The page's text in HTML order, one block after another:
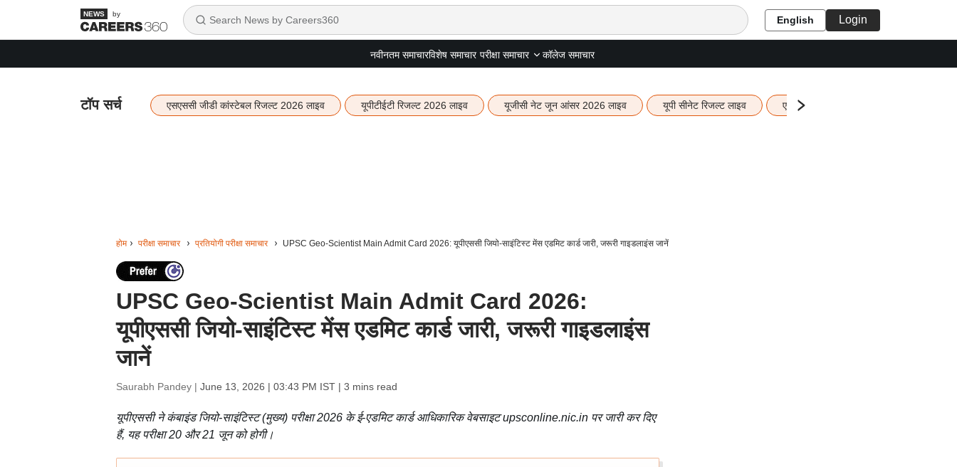
by English Login
नवीनतम समाचारविशेष समाचार परीक्षा समाचार कॉलेज समाचार
टॉप सर्च एसएससी जीडी कांस्टेबल रिजल्ट 2026 लाइव यूपीटीईटी रिजल्ट 2026 लाइव यूजीसी नेट जून आंसर 2026 लाइव यूपी सीनेट रिजल्ट लाइव एचबीएसई 12वीं का रिजल्ट लाइव
होम परीक्षा समाचार प्रतियोगी परीक्षा समाचार UPSC Geo-Scientist Main Admit Card 2026: यूपीएससी जियो-साइंटिस्ट मेंस एडमिट कार्ड जारी, जरूरी गाइडलाइंस जानें
UPSC Geo-Scientist Main Admit Card 2026:
यूपीएससी जियो-साइंटिस्ट मेंस एडमिट कार्ड जारी, जरूरी गाइडलाइंस
जानें
Saurabh Pandey | June 13, 2026 | 03:43 PM IST| 3 mins read
यूपीएससी ने कंबाइंड जियो-साइंटिस्ट (मुख्य) परीक्षा 2026 के ई-एडमिट कार्ड आधिकारिक वेबसाइट upsconline.nic.in पर जारी कर दिए
हैं, यह परीक्षा 20 और 21 जून को होगी।